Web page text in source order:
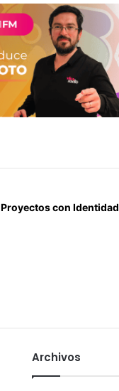
Proyectos con Identidad
Archivos